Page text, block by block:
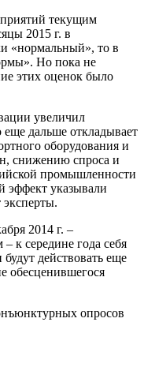
текущим
2015 г. в
«нормальный», то в
Но пока не
этих оценок было
увеличил
дальше откладывает
оборудования и
снижению спроса и
промышленности
эффект указывали
2014 г. –
к середине года себя
действовать еще
обесценившегося
опросов